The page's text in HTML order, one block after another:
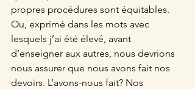
propres procédures sont équitables.
Ou, exprimé dans les mots avec
lesquels j’ai été élevé, avant
d’enseigner aux autres, nous devrions
nous assurer que nous avons fait nos
devoirs. L’avons-nous fait? Nos